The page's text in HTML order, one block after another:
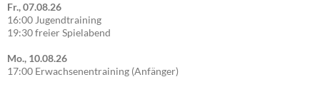
Fr., 07.08.26
16:00 Jugendtraining
19:30 freier Spielabend
Mo., 10.08.26
17:00 Erwachsenentraining (Anfänger)